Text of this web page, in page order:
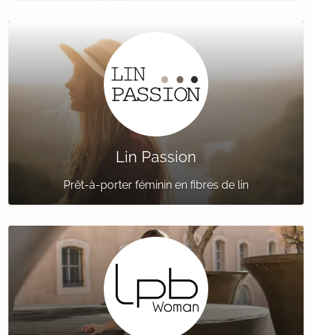
Lin Passion
Prêt-à-porter féminin en fibres de lin